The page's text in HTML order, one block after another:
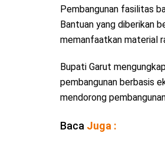
Pembangunan fasilitas
Bantuan yang diberikan
memanfaatkan material
Bupati Garut
pembangunan berbasis
mendorong
Baca Juga :